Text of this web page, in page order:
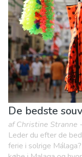
Natteliv & Barer
Sport og adventure
De bedste
af Christine
Leder du efter de
ferie i solrige